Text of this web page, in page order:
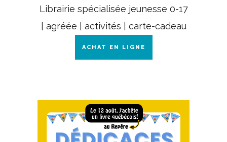
Librairie spécialisée jeunesse 0-17
| agréée | activités | carte-cadeau
ACHAT EN LIGNE